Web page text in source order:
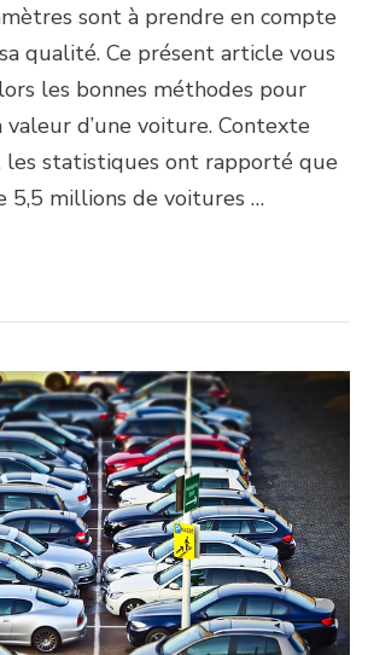
sont à prendre en compte
qualité. Ce présent article vous
les bonnes méthodes pour
d’une voiture. Contexte
statistiques ont rapporté que
5,5 millions de voitures …